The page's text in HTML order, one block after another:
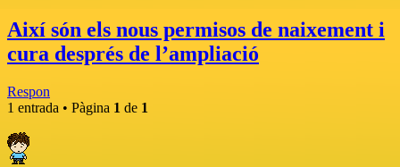
Així són els nous permisos de naixement i
cura després de l’ampliació
Respon
1 entrada • Pàgina 1 de 1